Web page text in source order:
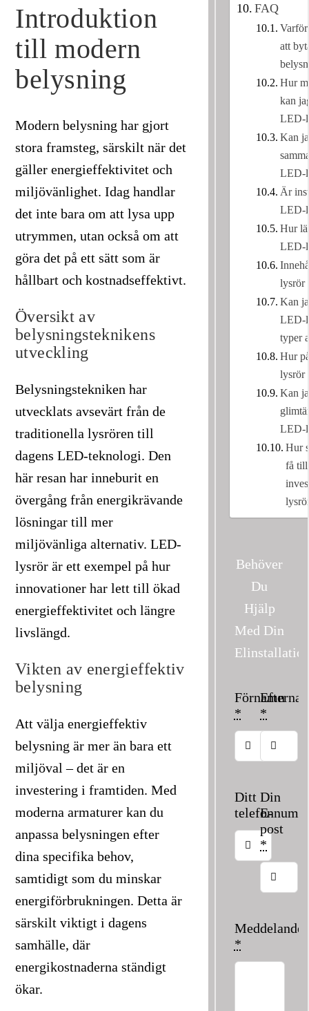
Introduktion
till modern
belysning
Modern belysning har gjort
stora framsteg, särskilt när det
gäller energieffektivitet och
miljövänlighet. Idag handlar
det inte bara om att lysa upp
utrymmen, utan också om att
göra det på ett sätt som är
hållbart och kostnadseffektivt.
Översikt av
belysningsteknikens
utveckling
Belysningstekniken har
utvecklats avsevärt från de
traditionella lysrören till
dagens LED-teknologi. Den
här resan har inneburit en
övergång från energikrävande
lösningar till mer
miljövänliga alternativ. LED-
lysrör är ett exempel på hur
innovationer har lett till ökad
energieffektivitet och längre
livslängd.
Vikten av energieffektiv
belysning
Att välja energieffektiv
belysning är mer än bara ett
miljöval – det är en
investering i framtiden. Med
moderna armaturer kan du
anpassa belysningen efter
dina specifika behov,
samtidigt som du minskar
energiförbrukningen. Detta är
särskilt viktigt i dagens
samhälle, där
energikostnaderna ständigt
ökar.
FAQ
att
Hur
kan
LED-
Kan
LED-
Är
LED-
Hur
LED-
lysrör
Kan
LED-
typer
Hur
lysrör
Kan
LED-
Hur
få
Behöver
Du
Hjälp
Med Din
Förnamn
*
Ditt
*
Din
E-
post
*
Meddelande
*